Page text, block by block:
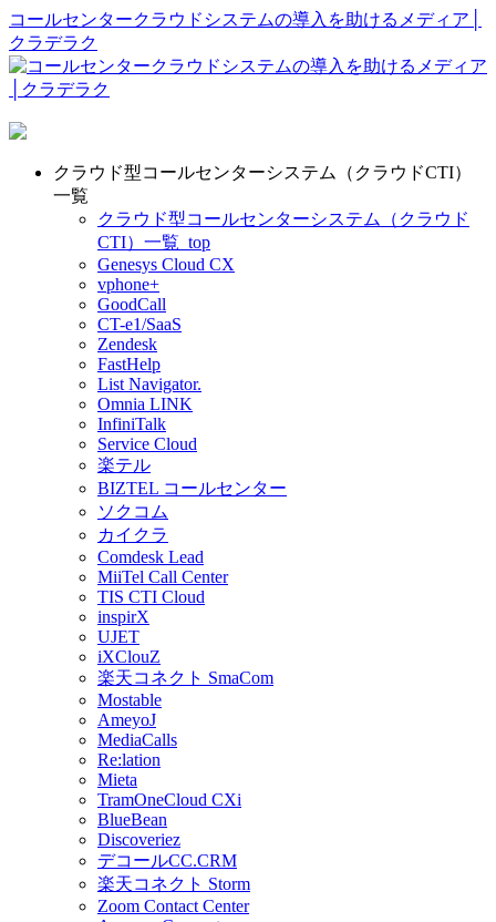
コールセンタークラウドシステムの導入を助けるメディア│
クラデラク
クラウド型コールセンターシステム（クラウドCTI）
一覧
クラウド型コールセンターシステム（クラウド
CTI）一覧_top
Genesys Cloud CX
vphone+
GoodCall
CT-e1/SaaS
Zendesk
FastHelp
List Navigator.
Omnia LINK
InfiniTalk
Service Cloud
楽テル
BIZTEL コールセンター
ソクコム
カイクラ
Comdesk Lead
MiiTel Call Center
TIS CTI Cloud
inspirX
UJET
iXClouZ
楽天コネクト SmaCom
Mostable
AmeyoJ
MediaCalls
Re:lation
Mieta
TramOneCloud CXi
BlueBean
Discoveriez
デコールCC.CRM
楽天コネクト Storm
Zoom Contact Center